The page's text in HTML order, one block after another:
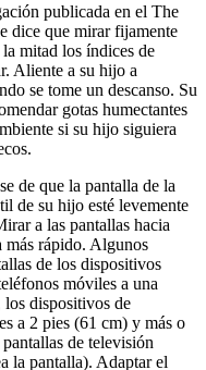
publicada en el The
dice que mirar fijamente
mitad los índices de
Aliente a su hijo a
se tome un descanso. Su
gotas humectantes
si su hijo siguiera
de que la pantalla de la
de su hijo esté levemente
a las pantallas hacia
más rápido. Algunos
de los dispositivos
móviles a una
dispositivos de
a 2 pies (61 cm) y más o
de televisión
la pantalla). Adaptar el